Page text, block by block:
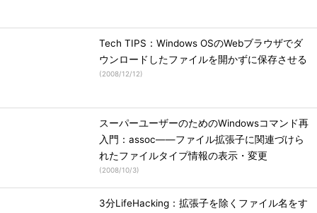
Tech TIPS：Windows OSのWebブラウザでダ
ウンロードしたファイルを開かずに保存させる
(2008/12/12)
スーパーユーザーのためのWindowsコマンド再
入門：assoc――ファイル拡張子に関連づけら
れたファイルタイプ情報の表示・変更
(2008/10/3)
3分LifeHacking：拡張子を除くファイル名をす